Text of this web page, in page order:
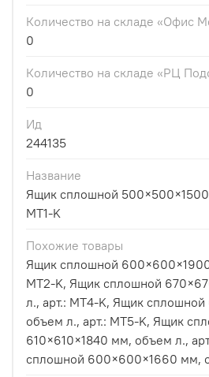
Количество на складе «Офис
0
Количество на складе «РЦ
0
Ид
244135
Название
Ящик сплошной 500×500×1500 мм,
MT1-K
Похожие товары
Ящик сплошной 600×600×1900 мм,
MT2-K, Ящик сплошной 670×670×1700 мм, объем
л., арт.: MT4-K, Ящик сплошной 610×610×1630 мм,
объем л., арт.: MT5-K, Ящик сплошной
610×610×1840 мм, объем л., арт.: MT6-K, Ящик